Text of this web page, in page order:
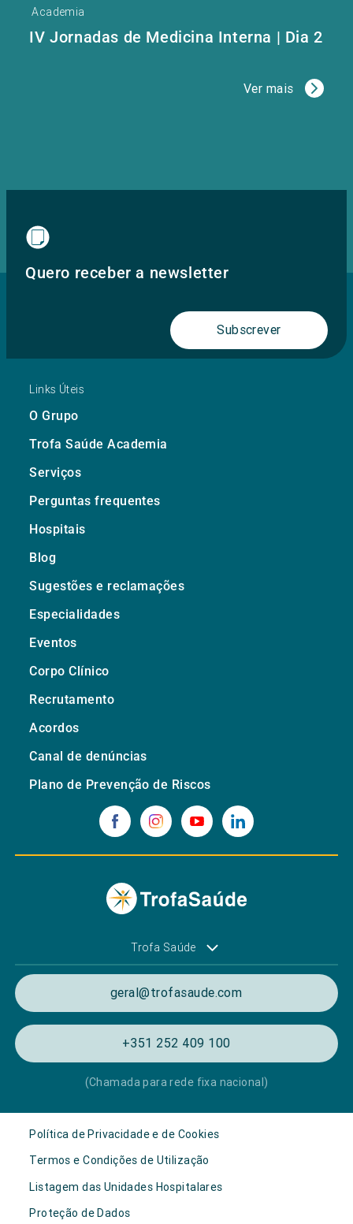
Academia
IV Jornadas de Medicina Interna | Dia 2
Ver mais
Quero receber a newsletter
Subscrever
Links Úteis
O Grupo
Trofa Saúde Academia
Serviços
Perguntas frequentes
Hospitais
Blog
Sugestões e reclamações
Especialidades
Eventos
Corpo Clínico
Recrutamento
Acordos
Canal de denúncias
Plano de Prevenção de Riscos
Trofa Saúde
geral@trofasaude.com
+351 252 409 100
(Chamada para rede fixa nacional)
Política de Privacidade e de Cookies
Termos e Condições de Utilização
Listagem das Unidades Hospitalares
Proteção de Dados